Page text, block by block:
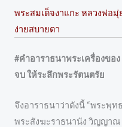
พระสมเด็จงาแกะ หลวงพ่อมุ่
ง่ายสบายตา
#คำอาราธนาพระเครื่องขอ
จบ ให้ระลึกพระรัตนตรัย
จึงอาราธนาว่าดังนี้ “พระพุ
พระสังฆะราธนานัง วิญญาณ